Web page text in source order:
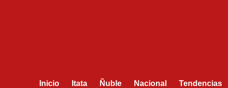
Inicio Itata Ñuble Nacional Tendencias